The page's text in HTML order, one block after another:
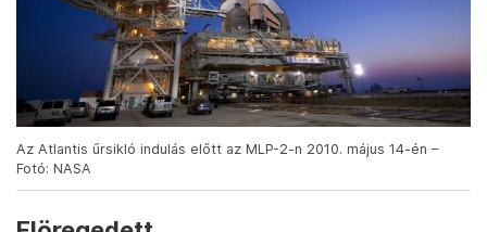
Az Atlantis űrsikló indulás előtt az MLP-2-n 2010. május 14-én –
Fotó: NASA